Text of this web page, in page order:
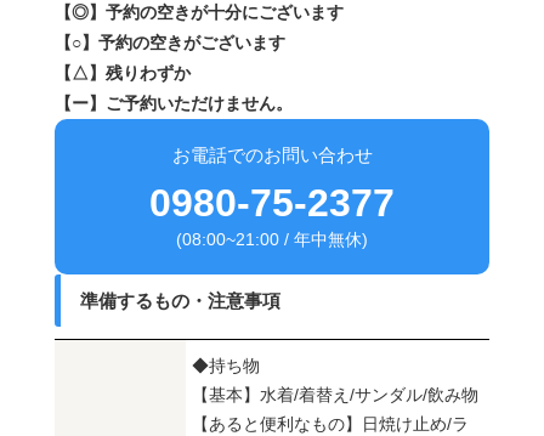
【◎】予約の空きが十分にございます
【○】予約の空きがございます
【△】残りわずか
【ー】ご予約いただけません。
お電話でのお問い合わせ
0980-75-2377
(08:00~21:00 / 年中無休)
準備するもの・注意事項
◆持ち物
【基本】水着/着替え/サンダル/飲み物
【あると便利なもの】日焼け止め/ラ